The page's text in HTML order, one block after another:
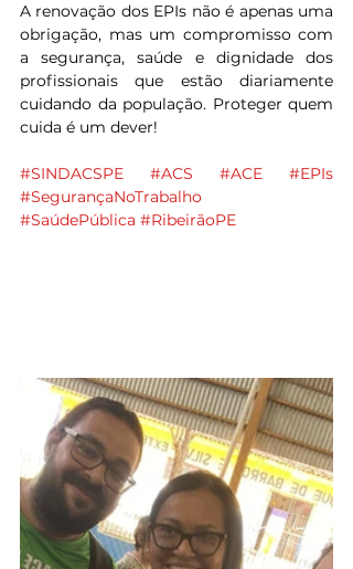
A renovação dos EPIs não é apenas uma
obrigação, mas um compromisso com
a segurança, saúde e dignidade dos
profissionais que estão diariamente
cuidando da população. Proteger quem
cuida é um dever!
#SINDACSPE #ACS #ACE
#EPIs
#SegurançaNoTrabalho
#SaúdePública #RibeirãoPE